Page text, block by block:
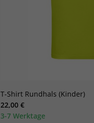
T-Shirt Rundhals (Kinder)
22,00 €
3-7 Werktage